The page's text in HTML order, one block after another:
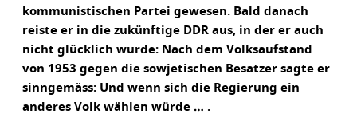
kommunistischen Partei gewesen. Bald danach
reiste er in die zukünftige DDR aus, in der er auch
nicht glücklich wurde: Nach dem Volksaufstand
von 1953 gegen die sowjetischen Besatzer sagte er
sinngemäss: Und wenn sich die Regierung ein
anderes Volk wählen würde … .